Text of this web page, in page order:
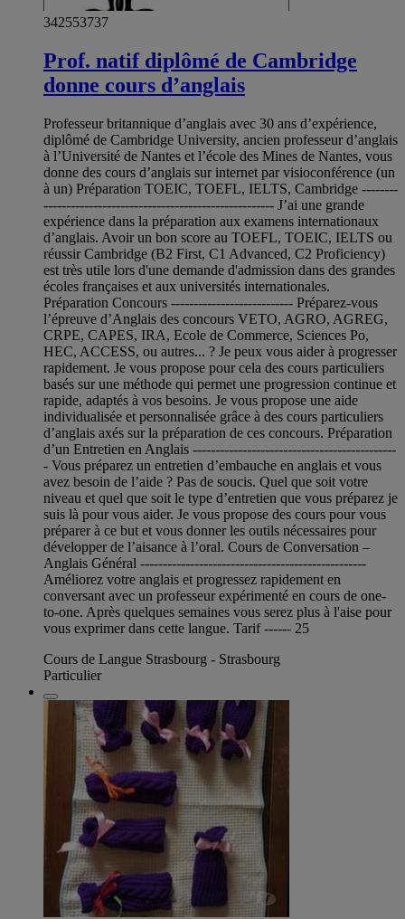
342553737
Prof. natif diplômé de Cambridge
donne cours d’anglais
Professeur britannique d’anglais avec 30 ans d’expérience,
diplômé de Cambridge University, ancien professeur d’anglais
à l’Université de Nantes et l’école des Mines de Nantes, vous
donne des cours d’anglais sur internet par visioconférence (un
à un) Préparation TOEIC, TOEFL, IELTS, Cambridge --------
--------------------------------------------------- J’ai une grande
expérience dans la préparation aux examens internationaux
d’anglais. Avoir un bon score au TOEFL, TOEIC, IELTS ou
réussir Cambridge (B2 First, C1 Advanced, C2 Proficiency)
est très utile lors d'une demande d'admission dans des grandes
écoles françaises et aux universités internationales.
Préparation Concours --------------------------- Préparez-vous
l’épreuve d’Anglais des concours VETO, AGRO, AGREG,
CRPE, CAPES, IRA, Ecole de Commerce, Sciences Po,
HEC, ACCESS, ou autres... ? Je peux vous aider à progresser
rapidement. Je vous propose pour cela des cours particuliers
basés sur une méthode qui permet une progression continue et
rapide, adaptés à vos besoins. Je vous propose une aide
individualisée et personnalisée grâce à des cours particuliers
d’anglais axés sur la préparation de ces concours. Préparation
d’un Entretien en Anglais ---------------------------------------------
- Vous préparez un entretien d’embauche en anglais et vous
avez besoin de l’aide ? Pas de soucis. Quel que soit votre
niveau et quel que soit le type d’entretien que vous préparez je
suis là pour vous aider. Je vous propose des cours pour vous
préparer à ce but et vous donner les outils nécessaires pour
développer de l’aisance à l’oral. Cours de Conversation –
Anglais Général --------------------------------------------------
Améliorez votre anglais et progressez rapidement en
conversant avec un professeur expérimenté en cours de one-
to-one. Après quelques semaines vous serez plus à l'aise pour
vous exprimer dans cette langue. Tarif ------ 25
Cours de Langue Strasbourg - Strasbourg
Particulier